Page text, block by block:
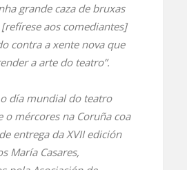
grande caza de bruxas
aos comediantes]
contra a xente nova que
a arte do teatro”.
día mundial do teatro
o mércores na Coruña coa
entrega da XVII edición
María Casares,